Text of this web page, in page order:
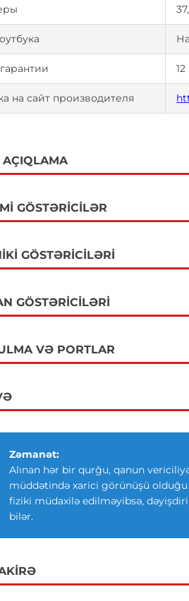
на сайт производителя
AÇIQLAMA
GÖSTƏRICILƏR
GÖSTƏRICILƏRI
GÖSTƏRICILƏRI
VƏ PORTLAR
Zəmanət:
Alınan hər bir qurğu, qanun
müddətində xarici görünüşü olduğu
fiziki müdaxilə edilməyibsə,
bilər.